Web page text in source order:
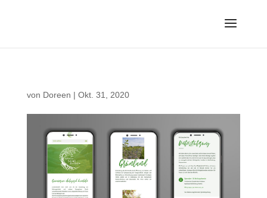
von Doreen | Okt. 31, 2020